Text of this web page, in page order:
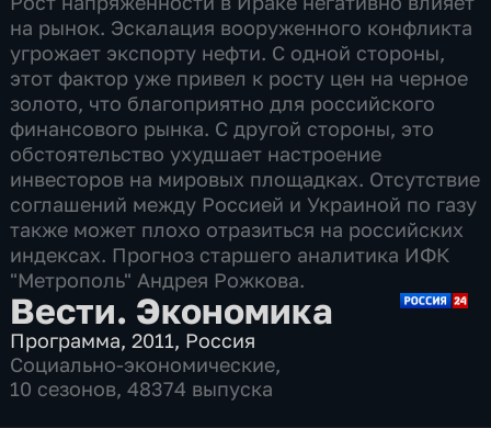
на рынок. Эскалация вооруженного конфликта
угрожает экспорту нефти. С одной стороны,
этот фактор уже привел к росту цен на черное
золото, что благоприятно для российского
финансового рынка. С другой стороны, это
обстоятельство ухудшает настроение
инвесторов на мировых площадках. Отсутствие
соглашений между Россией и Украиной по газу
также может плохо отразиться на российских
индексах. Прогноз старшего аналитика ИФК
"Метрополь" Андрея Рожкова.
Вести. Экономика
Программа,2011, Россия
Социально-экономические,
10 сезонов, 48374 выпуска